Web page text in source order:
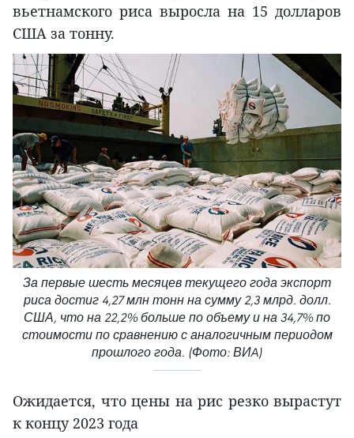
вьетнамского риса выросла на 15 долларов
США за тонну.
За первые шесть месяцев текущего года экспорт
риса достиг 4,27 млн тонн на сумму 2,3 млрд. долл.
США, что на 22,2% больше по объему и на 34,7% по
стоимости по сравнению с аналогичным периодом
прошлого года. (Фото: ВИA)
Ожидается, что цены на рис резко вырастут
к концу 2023 года